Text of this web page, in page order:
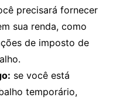
precisará fornecer
sua renda, como
de imposto de
se você está
temporário,